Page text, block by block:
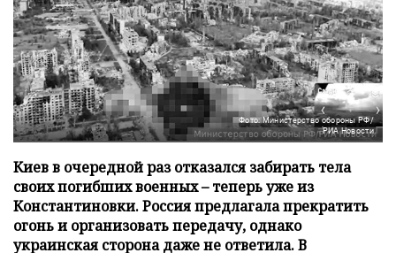
Фото: Министерство обороны РФ/
РИА Новости
Киев в очередной раз отказался забирать тела
своих погибших военных – теперь уже из
Константиновки. Россия предлагала прекратить
огонь и организовать передачу, однако
украинская сторона даже не ответила. В